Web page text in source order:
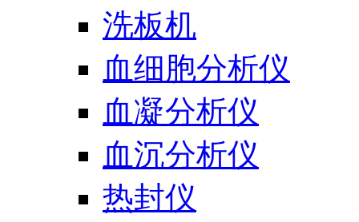
洗板机
血细胞分析仪
血凝分析仪
血沉分析仪
热封仪